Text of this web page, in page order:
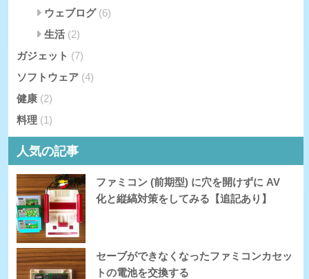
ウェブログ(6)
生活(2)
ガジェット (7)
ソフトウェア(4)
健康(2)
料理 (1)
人気の記事
ファミコン (前期型) に穴を開けずに AV
化と縦縞対策をしてみる【追記あり】
セーブができなくなったファミコンカセッ
トの電池を交換する